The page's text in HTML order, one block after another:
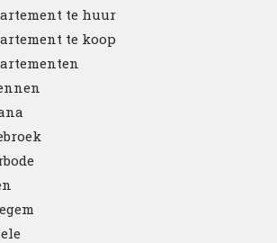
te huur
te koop